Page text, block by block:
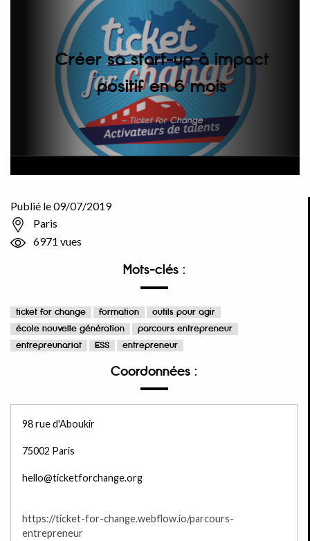
Créer sa start-up à impact
positif en 6 mois
Ticket for Change
Publié le 09/07/2019
Paris
6971 vues
Mots-clés :
ticket for change formation
outils pour agir
école nouvelle génération
parcours entrepreneur
entrepreunariat
ESS entrepreneur
Coordonnées :
98 rue d'Aboukir
75002 Paris
hello@ticketforchange.org
https://ticket-for-change.webflow.io/parcours-
entrepreneur